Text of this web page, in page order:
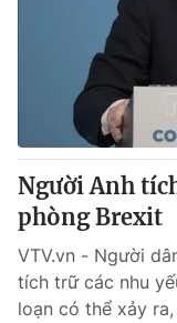
Người Anh
phòng Brexit
VTV.vn - Người
tích trữ các nhu
loạn có thể xảy